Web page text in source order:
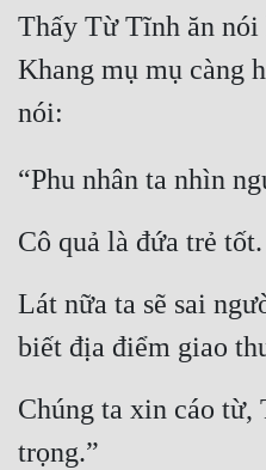
Thấy Từ Tĩnh ăn nói
Khang mụ mụ càng
nói:
“Phu nhân ta nhìn
Cô quả là đứa trẻ tốt.
Lát nữa ta sẽ sai
biết địa điểm giao
Chúng ta xin cáo từ,
trọng.”